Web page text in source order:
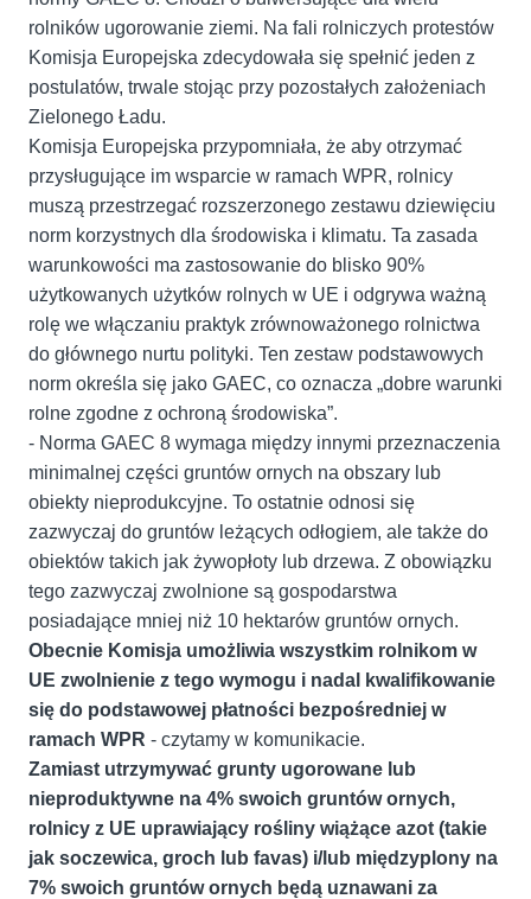
rolników ugorowanie ziemi. Na fali rolniczych protestów
Komisja Europejska zdecydowała się spełnić jeden z
postulatów, trwale stojąc przy pozostałych założeniach
Zielonego Ładu.
Komisja Europejska przypomniała, że aby otrzymać
przysługujące im wsparcie w ramach WPR, rolnicy
muszą przestrzegać rozszerzonego zestawu dziewięciu
norm korzystnych dla środowiska i klimatu. Ta zasada
warunkowości ma zastosowanie do blisko 90%
użytkowanych użytków rolnych w UE i odgrywa ważną
rolę we włączaniu praktyk zrównoważonego rolnictwa
do głównego nurtu polityki. Ten zestaw podstawowych
norm określa się jako GAEC, co oznacza „dobre warunki
rolne zgodne z ochroną środowiska”.
- Norma GAEC 8 wymaga między innymi przeznaczenia
minimalnej części gruntów ornych na obszary lub
obiekty nieprodukcyjne. To ostatnie odnosi się
zazwyczaj do gruntów leżących odłogiem, ale także do
obiektów takich jak żywopłoty lub drzewa. Z obowiązku
tego zazwyczaj zwolnione są gospodarstwa
posiadające mniej niż 10 hektarów gruntów ornych.
Obecnie Komisja umożliwia wszystkim rolnikom w
UE zwolnienie z tego wymogu i nadal kwalifikowanie
się do podstawowej płatności bezpośredniej w
ramach WPR - czytamy w komunikacie.
Zamiast utrzymywać grunty ugorowane lub
nieproduktywne na 4% swoich gruntów ornych,
rolnicy z UE uprawiający rośliny wiążące azot (takie
jak soczewica, groch lub favas) i/lub międzyplony na
7% swoich gruntów ornych będą uznawani za